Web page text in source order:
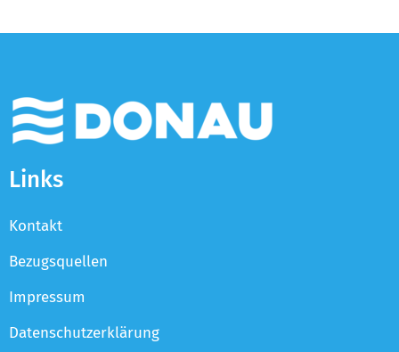
Links
Kontakt
Bezugsquellen
Impressum
Datenschutzerklärung